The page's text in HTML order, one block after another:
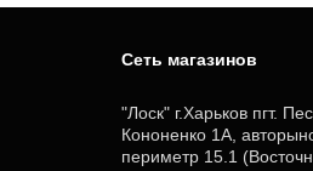
Cеть магазинов
"Лоск" г.Харьков пгт.
Кононенко 1А,
периметр 15.1